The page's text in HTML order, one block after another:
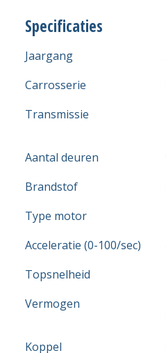
Specificaties
Jaargang
Carrosserie
Transmissie
Aantal deuren
Brandstof
Type motor
Acceleratie (0-100/sec)
Topsnelheid
Vermogen
Koppel